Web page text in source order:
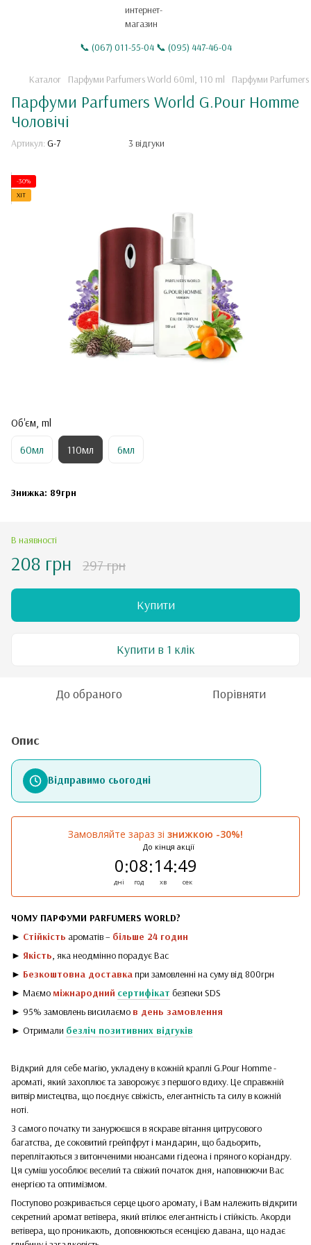
📞 (067) 011-55-04 📞 (095) 447-46-04
Каталог Парфуми Parfumers World 60ml, 110 ml Парфуми Parfumers
Парфуми Parfumers World G.Pour Homme
Чоловічі
Артикул: G-7 3 відгуки
-30%
ХІТ
Об'єм, ml
60мл 110мл 6мл
Знижка: 89грн
В наявності
208 грн 297 грн
Купити
Купити в 1 клік
До обраного Порівняти
Опис
Відправимо сьогодні
Замовляйте зараз зі знижкою -30%!
До кінця акції
0
дні
:08
год
:14
хв
:49
сек
ЧОМУ ПАРФУМИ PARFUMERS WORLD?
► Стійкість ароматів – більше 24 годин
► Якість , яка неодмінно порадує Вас
► Безкоштовна доставка при замовленні на суму від 800грн
► Маємо міжнародний сертифікат безпеки SDS
► 95% замовлень висилаємо в день замовлення
► Отримали безліч позитивних відгуків
Відкрий для себе магію, укладену в кожній краплі G.Pour Homme -
ароматі, який захоплює та заворожує з першого вдиху. Це справжній
витвір мистецтва, що поєднує свіжість, елегантність та силу в кожній
ноті.
З самого початку ти занурюєшся в яскраве вітання цитрусового
багатства, де соковитий грейпфрут і мандарин, що бадьорить,
переплітаються з витонченими нюансами гідеона і пряного коріандру.
Ця суміш уособлює веселий та свіжий початок дня, наповнюючи Вас
енергією та оптимізмом.
Поступово розкривається серце цього аромату, і Вам належить відкрити
секретний аромат ветівера, який втілює елегантність і стійкість. Акорди
ветівера, що проникають, доповнюються есенцією давана, що надає